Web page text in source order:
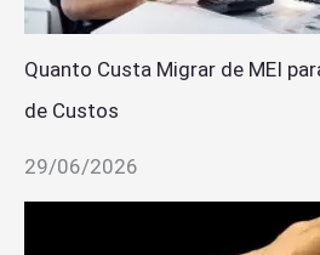
Quanto Custa Migrar de MEI
de Custos
29/06/2026